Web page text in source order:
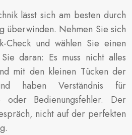
lässt sich am besten durch
überwinden. Nehmen Sie sich
Check und wählen Sie einen
daran: Es muss nicht alles
mit den kleinen Tücken der
haben Verständnis für
oder Bedienungsfehler. Der
nicht auf der perfekten